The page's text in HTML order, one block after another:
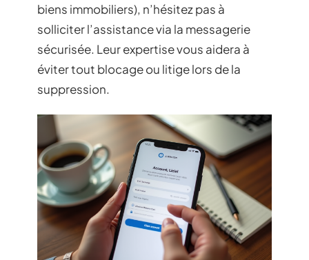
biens immobiliers), n’hésitez pas à
solliciter l’assistance via la messagerie
sécurisée. Leur expertise vous aidera à
éviter tout blocage ou litige lors de la
suppression.